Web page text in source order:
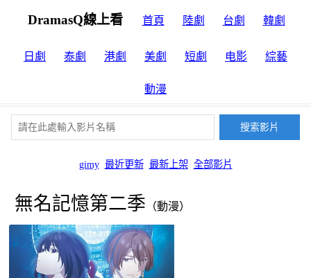
DramasQ線上看 首頁 陸劇 台劇 韓劇
日劇 泰劇 港劇 美劇 短劇 电影 綜藝
動漫
gimy 最近更新 最新上架 全部影片
無名記憶第二季 （動漫）